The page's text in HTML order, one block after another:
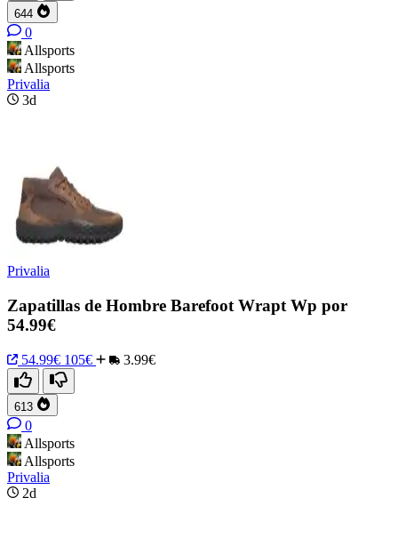
644
0
Allsports
Allsports
Privalia
3d
Privalia
Zapatillas de Hombre Barefoot Wrapt Wp por
54.99€
54.99€ 105€ 3.99€
613
0
Allsports
Allsports
Privalia
2d